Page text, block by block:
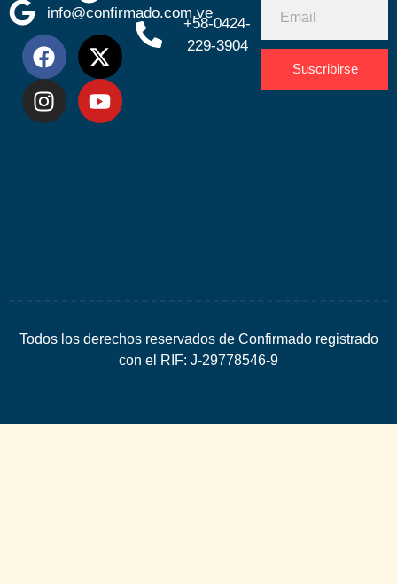
info@confirmado.com.ve
+58-0424-
229-3904
Suscribirse
Todos los derechos reservados de Confirmado registrado
con el RIF: J-29778546-9